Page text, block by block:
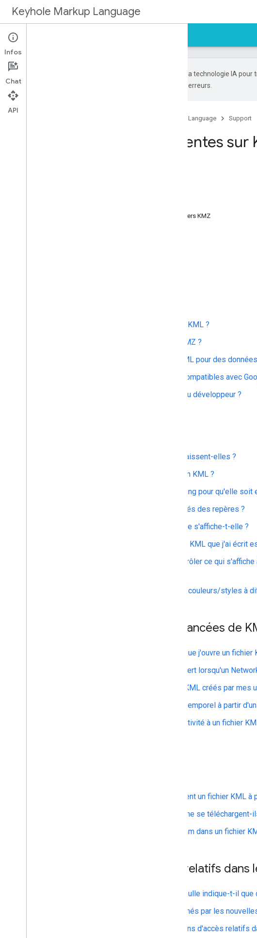
Keyhole Markup Language
Google utilise la technologie IA
générées par IA peuvent contenir des erreurs.
Keyhole Markup Language Support
Questions fréquentes sur
Chemins d'accès relatifs dans les fichiers KMZ
Comment créer des fichiers KML ?
Comment ouvrir un fichier KMZ ?
Comment créer un fichier KML pour des
Quelles balises KML sont compatibles avec
Où puis-je trouver le guide du développeur ?
Pourquoi mes lignes disparaissent-elles ?
Puis-je dessiner un cercle en KML ?
Puis-je modifier une LineString pour qu'elle
Comment masquer les libellés des repères ?
Pourquoi une erreur d'analyse s'affiche-t-elle ?
Comment savoir si un fichier KML que j'ai écrit
Existe-t-il un moyen de contrôler ce qui
Puis-je attribuer différentes couleurs/styles à
Fonctionnalités avancées de
Puis-je ouvrir un ballon lorsque j'ouvre un fichier
Puis-je laisser un ballon ouvert lorsqu'un
Puis-je afficher les fichiers KML créés par mes
Puis-je contrôler le curseur temporel à partir
Comment ajouter de l'interactivité à un fichier
Puis-je créer automatiquement un fichier KML
Pourquoi mes fichiers KML ne se
Comment insérer une webcam dans un fichier
Chemins d'accès relatifs dans
Pourquoi le contenu de ma bulle indique-t-il
Quels contenus sont concernés par les
Comment corriger les chemins d'accès relatifs
Infos
Chat
API